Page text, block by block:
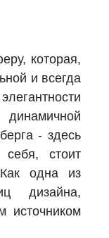
которая,
и всегда
- здесь
стоит
одна из
дизайна,
источником